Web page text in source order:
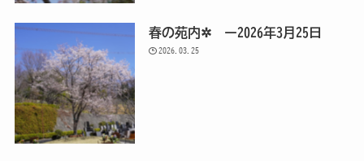
春の苑内✲ ー2026年3月25日
2026.03.25